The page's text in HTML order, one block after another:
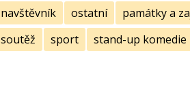
navštěvník
ostatní památky a
soutěž
sport stand-up komedie